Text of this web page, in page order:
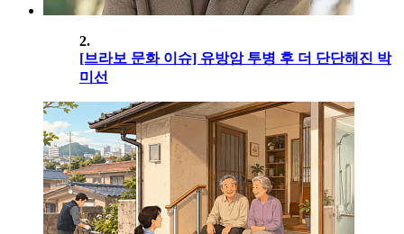
2.
[브라보 문화 이슈] 유방암 투병 후 더 단단해진 박
미선